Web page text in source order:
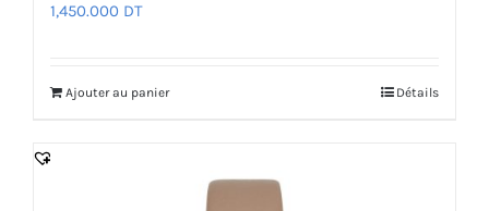
1,450.000 DT
Ajouter au panier Détails